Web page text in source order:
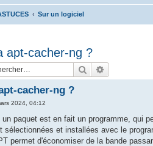
Sur un logiciel
apt-cacher-ng ?
Rechercher
cacher-ng ?
2024, 04:12
paquet est en fait un programme, qui
sélectionnées et installées avec le
permet d'économiser de la bande